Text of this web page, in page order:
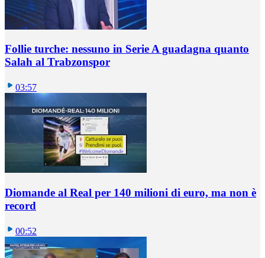
Follie turche: nessuno in Serie A guadagna quanto
Salah al Trabzonspor
03:57
Diomande al Real per 140 milioni di euro, ma non è
record
00:52